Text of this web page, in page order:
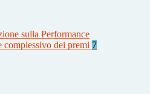
sulla Performance
complessivo dei premi 7